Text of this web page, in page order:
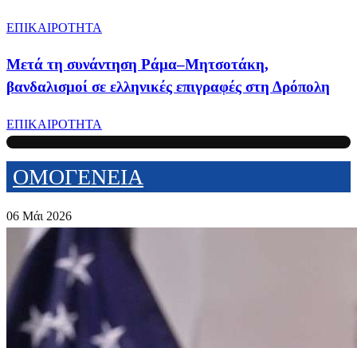
ΕΠΙΚΑΙΡΟΤΗΤΑ
Μετά τη συνάντηση Ράμα–Μητσοτάκη,
βανδαλισμοί σε ελληνικές επιγραφές στη Δρόπολη
ΕΠΙΚΑΙΡΟΤΗΤΑ
ΟΜΟΓΕΝΕΙΑ
06 Μάι 2026